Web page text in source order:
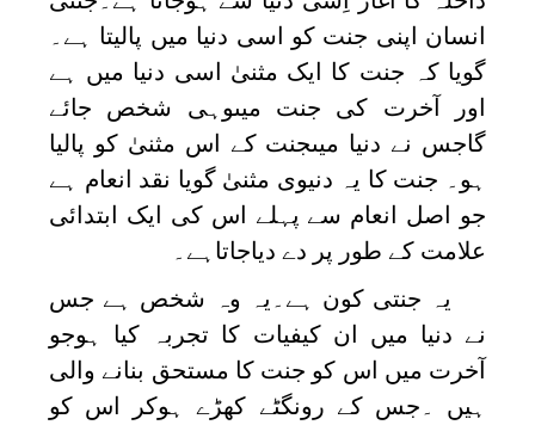
انسان اپنی جنت کو اسی دنیا میں پالیتا ہے۔
گویا کہ جنت کا ایک مثنیٰ اسی دنیا میں ہے
اور آخرت کی جنت میںوہی شخص جائے
گاجس نے دنیا میںجنت کے اس مثنیٰ کو پالیا
ہو۔ جنت کا یہ دنیوی مثنیٰ گویا نقد انعام ہے
جو اصل انعام سے پہلے اس کی ایک ابتدائی
علامت کے طور پر دے دیاجاتاہے۔
یہ جنتی کون ہے۔یہ وہ شخص ہے جس
نے دنیا میں ان کیفیات کا تجربہ کیا ہوجو
آخرت میں اس کو جنت کا مستحق بنانے والی
ہیں ۔جس کے رونگٹے کھڑے ہوکر اس کو